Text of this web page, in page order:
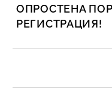
ОПРОСТЕНА
РЕГИСТРАЦИЯ!